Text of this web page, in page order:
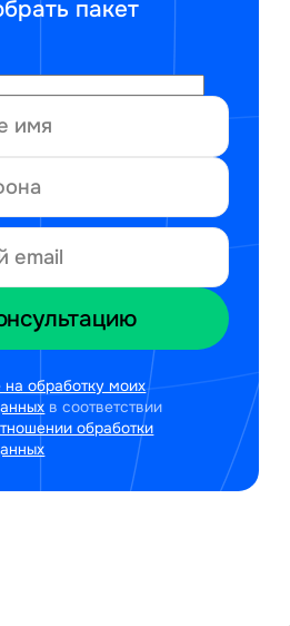
пакет
на обработку моих
в соответствии
обработки